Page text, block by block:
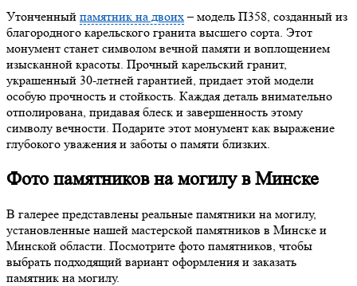
Утонченный памятник на двоих – модель П358, созданный из
благородного карельского гранита высшего сорта. Этот
монумент станет символом вечной памяти и воплощением
изысканной красоты. Прочный карельский гранит,
украшенный 30-летней гарантией, придает этой модели
особую прочность и стойкость. Каждая деталь внимательно
отполирована, придавая блеск и завершенность этому
символу вечности. Подарите этот монумент как выражение
глубокого уважения и заботы о памяти близких.
Фото памятников на могилу в Минске
В галерее представлены реальные памятники на могилу,
установленные нашей мастерской памятников в Минске и
Минской области. Посмотрите фото памятников, чтобы
выбрать подходящий вариант оформления и заказать
памятник на могилу.